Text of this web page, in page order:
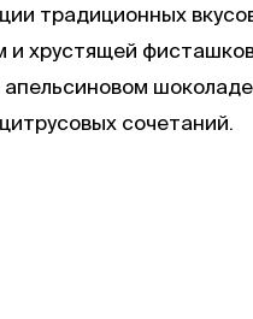
традиционных
хрустящей
сочетаний.